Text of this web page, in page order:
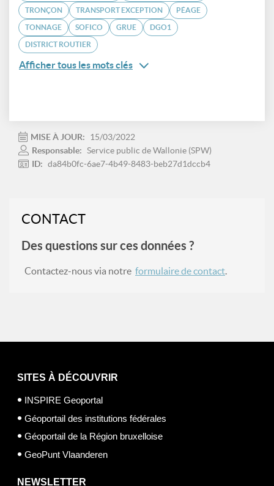
TRONÇON TRANSPORT EXCEPTION PÉAGE
TONNAGE SOFICO GRUE DGO1
DISTRICT ROUTIER
Afficher tous les mots clés
MISE À JOUR:
15/03/2022
Responsable: Service public de Wallonie (SPW)
ID: da84b0fc-6ae7-4b49-8483-beb27d1dccb4
CONTACT
Des questions sur ces données ?
Contactez-nous via notre formulaire de contact.
SITES À DÉCOUVRIR
INSPIRE Geoportal
Géoportail des institutions fédérales
Géoportail de la Région bruxelloise
GeoPunt Vlaanderen
NEWSLETTER